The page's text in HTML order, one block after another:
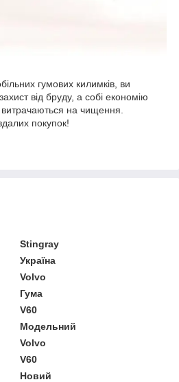
гумових килимків, ви
від бруду, а собі економію
витрачаються на чищення.
покупок!
Stingray
Україна
Volvo
Гума
V60
Модельний
Volvo
V60
Новий